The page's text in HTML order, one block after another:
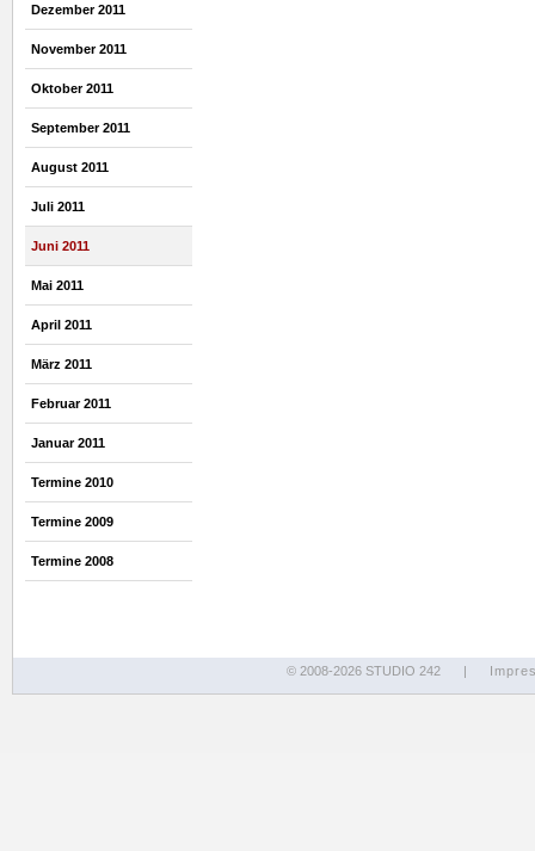
Dezember 2011
November 2011
Oktober 2011
September 2011
August 2011
Juli 2011
Juni 2011
Mai 2011
April 2011
März 2011
Februar 2011
Januar 2011
Termine 2010
Termine 2009
Termine 2008
© 2008-2026 STUDIO 242 |